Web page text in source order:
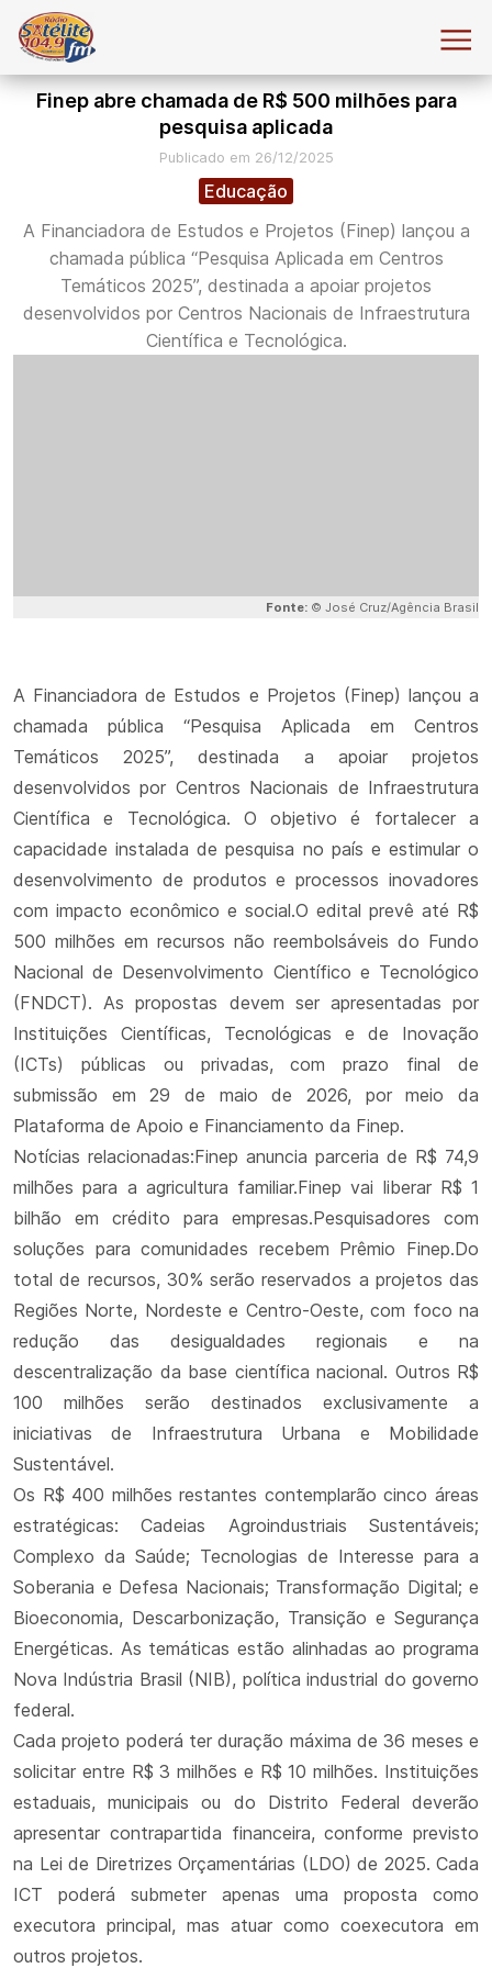
Finep abre chamada de R$ 500 milhões para
pesquisa aplicada
Publicado em 26/12/2025
Educação
A Financiadora de Estudos e Projetos (Finep) lançou a
chamada pública “Pesquisa Aplicada em Centros
Temáticos 2025”, destinada a apoiar projetos
desenvolvidos por Centros Nacionais de Infraestrutura
Científica e Tecnológica.
Fonte: © José Cruz/Agência Brasil
A Financiadora de Estudos e Projetos (Finep) lançou a
chamada pública “Pesquisa Aplicada em Centros
Temáticos 2025”, destinada a apoiar projetos
desenvolvidos por Centros Nacionais de Infraestrutura
Científica e Tecnológica. O objetivo é fortalecer a
capacidade instalada de pesquisa no país e estimular o
desenvolvimento de produtos e processos inovadores
com impacto econômico e social.O edital prevê até R$
500 milhões em recursos não reembolsáveis do Fundo
Nacional de Desenvolvimento Científico e Tecnológico
(FNDCT). As propostas devem ser apresentadas por
Instituições Científicas, Tecnológicas e de Inovação
(ICTs) públicas ou privadas, com prazo final de
submissão em 29 de maio de 2026, por meio da
Plataforma de Apoio e Financiamento da Finep.
Notícias relacionadas:Finep anuncia parceria de R$ 74,9
milhões para a agricultura familiar.Finep vai liberar R$ 1
bilhão em crédito para empresas.Pesquisadores com
soluções para comunidades recebem Prêmio Finep.Do
total de recursos, 30% serão reservados a projetos das
Regiões Norte, Nordeste e Centro-Oeste, com foco na
redução das desigualdades regionais e na
descentralização da base científica nacional. Outros R$
100 milhões serão destinados exclusivamente a
iniciativas de Infraestrutura Urbana e Mobilidade
Sustentável.
Os R$ 400 milhões restantes contemplarão cinco áreas
estratégicas: Cadeias Agroindustriais Sustentáveis;
Complexo da Saúde; Tecnologias de Interesse para a
Soberania e Defesa Nacionais; Transformação Digital; e
Bioeconomia, Descarbonização, Transição e Segurança
Energéticas. As temáticas estão alinhadas ao programa
Nova Indústria Brasil (NIB), política industrial do governo
federal.
Cada projeto poderá ter duração máxima de 36 meses e
solicitar entre R$ 3 milhões e R$ 10 milhões. Instituições
estaduais, municipais ou do Distrito Federal deverão
apresentar contrapartida financeira, conforme previsto
na Lei de Diretrizes Orçamentárias (LDO) de 2025. Cada
ICT poderá submeter apenas uma proposta como
executora principal, mas atuar como coexecutora em
outros projetos.